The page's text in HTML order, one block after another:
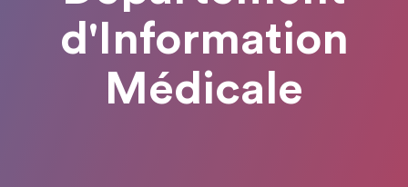
d'Information
Médicale